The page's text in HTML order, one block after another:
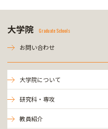
大学院 Graduate Schools
お問い合わせ
大学院について
研究科・専攻
教員紹介